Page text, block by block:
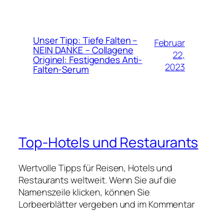
Unser Tipp: Tiefe Falten –
NEIN DANKE – Collagene
Originel: Festigendes Anti-
Falten-Serum
Februar
22,
2023
Top-Hotels und Restaurants
Wertvolle Tipps für Reisen, Hotels und
Restaurants weltweit. Wenn Sie auf die
Namenszeile klicken, können Sie
Lorbeerblätter vergeben und im Kommentar